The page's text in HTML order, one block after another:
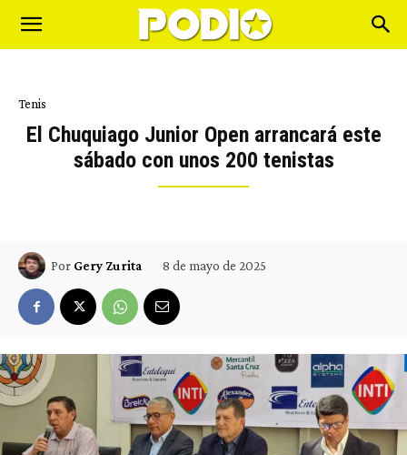
Tenis
El Chuquiago Junior Open arrancará este
sábado con unos 200 tenistas
Por Gery Zurita 8 de mayo de 2025